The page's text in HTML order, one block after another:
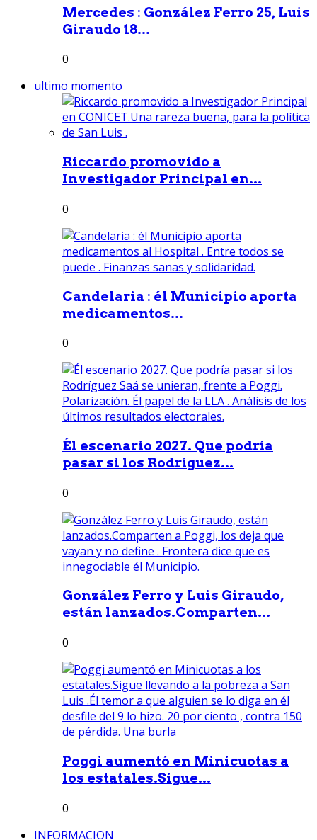
Mercedes : González Ferro 25, Luis
Giraudo 18...
0
ultimo momento
Riccardo promovido a
Investigador Principal en...
0
Candelaria : él Municipio aporta
medicamentos...
0
Él escenario 2027. Que podría
pasar si los Rodríguez...
0
González Ferro y Luis Giraudo,
están lanzados.Comparten...
0
Poggi aumentó en Minicuotas a
los estatales.Sigue...
0
INFORMACION